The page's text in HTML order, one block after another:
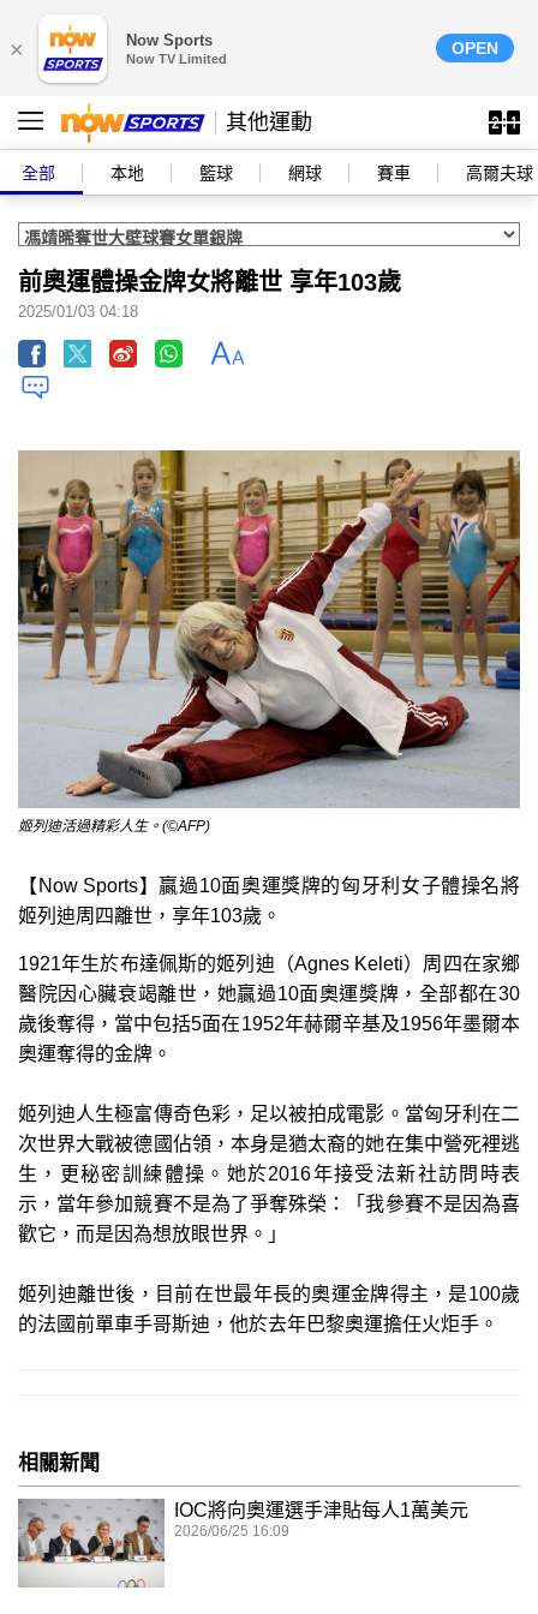
× Now Sports
Now TV Limited
OPEN
其他運動
全部 本地 籃球 網球 賽車 高爾夫球
前奧運體操金牌女將離世 享年103歲
2025/01/03 04:18
姬列迪活過精彩人生。(©AFP)
【Now Sports】贏過10面奧運獎牌的匈牙利女子體操名將
姬列迪周四離世，享年103歲。
1921年生於布達佩斯的姬列迪（Agnes Keleti）周四在家鄉
醫院因心臟衰竭離世，她贏過10面奧運獎牌，全部都在30
歲後奪得，當中包括5面在1952年赫爾辛基及1956年墨爾本
奧運奪得的金牌。
姬列迪人生極富傳奇色彩，足以被拍成電影。當匈牙利在二
次世界大戰被德國佔領，本身是猶太裔的她在集中營死裡逃
生，更秘密訓練體操。她於2016年接受法新社訪問時表
示，當年參加競賽不是為了爭奪殊榮：「我參賽不是因為喜
歡它，而是因為想放眼世界。」
姬列迪離世後，目前在世最年長的奧運金牌得主，是100歲
的法國前單車手哥斯迪，他於去年巴黎奧運擔任火炬手。
相關新聞
IOC將向奧運選手津貼每人1萬美元
2026/06/25 16:09